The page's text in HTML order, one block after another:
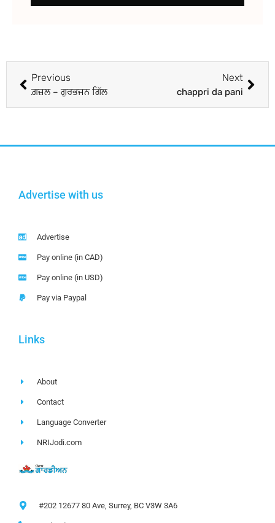
Previous
ਗ਼ਜ਼ਲ – ਗੁਰਭਜਨ ਗਿੱਲ
Next
chappri da pani
Advertise with us
Advertise
Pay online (in CAD)
Pay online (in USD)
Pay via Paypal
Links
About
Contact
Language Converter
NRIJodi.com
#202 12677 80 Ave, Surrey, BC V3W 3A6